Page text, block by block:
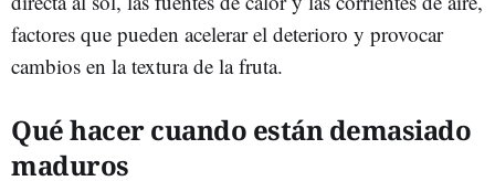
factores que pueden acelerar el deterioro y provocar
cambios en la textura de la fruta.
Qué hacer cuando están demasiado
maduros